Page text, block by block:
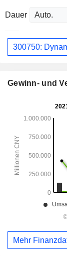
Dauer
300750:
Gewinn- und
Mehr